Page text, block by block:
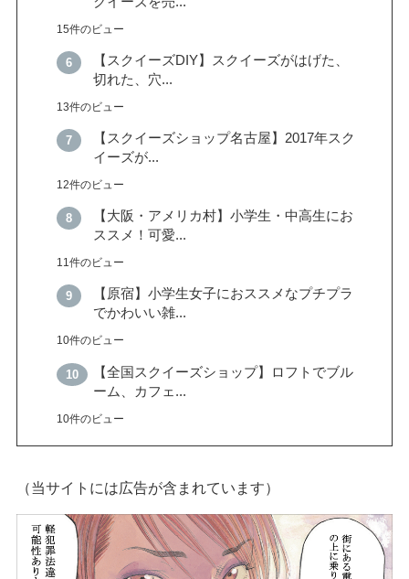
15件のビュー
【スクイーズDIY】スクイーズがはげた、
切れた、穴...
13件のビュー
【スクイーズショップ名古屋】2017年スク
イーズが...
12件のビュー
【大阪・アメリカ村】小学生・中高生にお
ススメ！可愛...
11件のビュー
【原宿】小学生女子におススメなプチプラ
でかわいい雑...
10件のビュー
【全国スクイーズショップ】ロフトでブル
ーム、カフェ...
10件のビュー
（当サイトには広告が含まれています）